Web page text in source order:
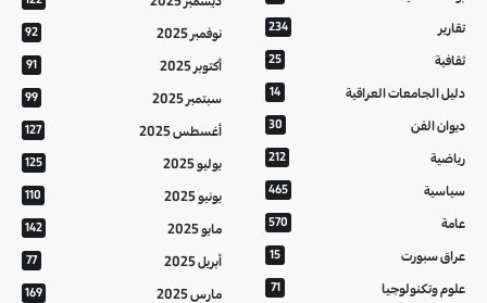
تقارير 234
ثقافية 25
دليل الجامعات العراقية 14
ديوان الفن 30
رياضية 212
سياسية 465
عامة 570
عراق سبورت 15
علوم وتكنولوجيا 71
نوفمبر 2025 92
أكتوبر 2025 91
سبتمبر 2025 99
أغسطس 2025 127
يوليو 2025 125
يونيو 2025 110
مايو 2025 142
أبريل 2025 77
مارس 2025 169